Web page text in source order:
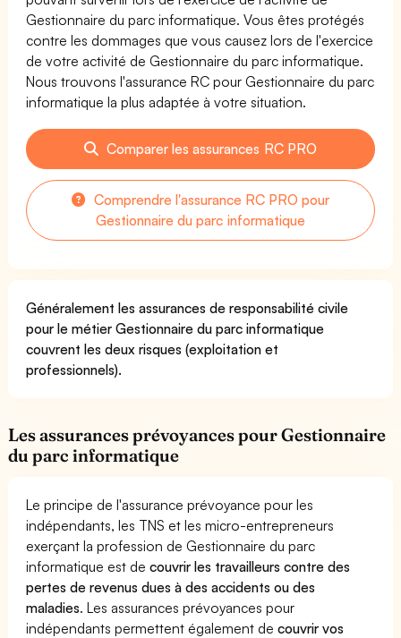
Gestionnaire du parc informatique. Vous êtes protégés
contre les dommages que vous causez lors de l'exercice
de votre activité de Gestionnaire du parc informatique.
Nous trouvons l'assurance RC pour Gestionnaire du parc
informatique la plus adaptée à votre situation.
Comparer les assurances RC PRO
Comprendre l'assurance RC PRO pour
Gestionnaire du parc informatique
Généralement les assurances de responsabilité civile
pour le métier Gestionnaire du parc informatique
couvrent les deux risques (exploitation et
professionnels).
Les assurances prévoyances pour Gestionnaire
du parc informatique
Le principe de l'assurance prévoyance pour les
indépendants, les TNS et les micro-entrepreneurs
exerçant la profession de Gestionnaire du parc
informatique est decouvrir les travailleurs contre des
pertes de revenus dues à des accidents ou des
maladies. Les assurances prévoyances pour
indépendants permettent également decouvrir vos